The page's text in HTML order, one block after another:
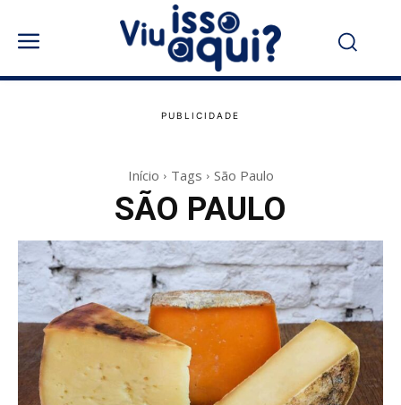
Início Tags São Paulo
SÃO PAULO